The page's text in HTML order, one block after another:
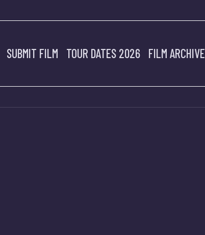
SUBMIT FILM TOUR DATES 2026 FILM ARCHIVE